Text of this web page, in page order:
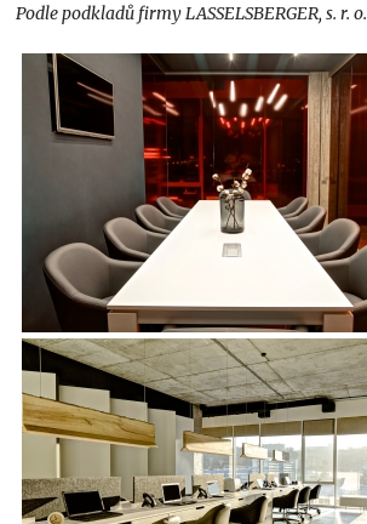
Podle podkladů firmy LASSELSBERGER, s. r. o.